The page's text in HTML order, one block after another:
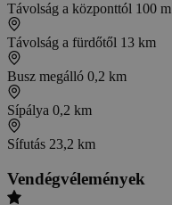
Távolság a központtól 100 m
Távolság a fürdőtől 13 km
Busz megálló 0,2 km
Sípálya 0,2 km
Sífutás 23,2 km
Vendégvélemények